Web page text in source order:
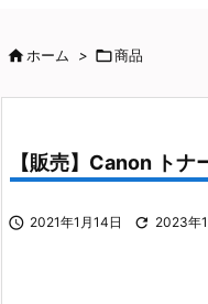
ホーム > 商品
【販売】Canon ト
 2021年1月14日  2023年